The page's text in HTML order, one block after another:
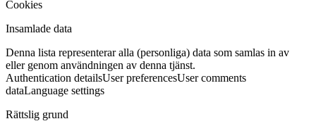
Cookies
Insamlade data
Denna lista representerar alla (personliga) data som samlas in av
eller genom användningen av denna tjänst.
Authentication detailsUser preferencesUser comments
dataLanguage settings
Rättslig grund